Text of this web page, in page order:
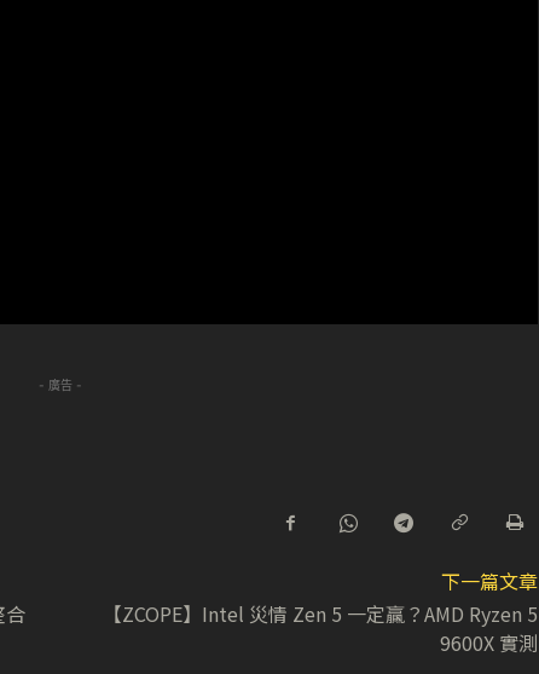
- 廣告 -
合
下一篇文章
【ZCOPE】Intel 災情 Zen 5 一定贏？AMD Ryzen 5
9600X 實測